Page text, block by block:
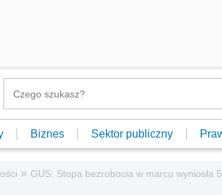
Biznes Sektor publiczny
» GUS: Stopa bezrobocia w marcu wyniosła